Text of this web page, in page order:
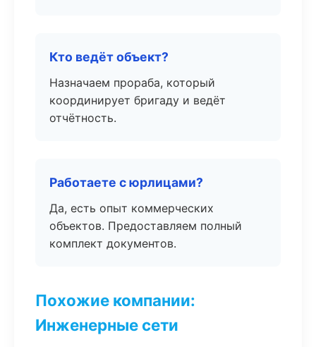
Кто ведёт объект?
Назначаем прораба, который
координирует бригаду и ведёт
отчётность.
Работаете с юрлицами?
Да, есть опыт коммерческих
объектов. Предоставляем полный
комплект документов.
Похожие компании:
Инженерные сети